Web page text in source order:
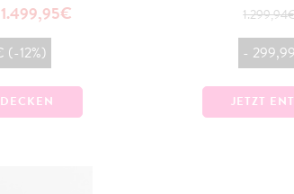
1.499,95€
12%) -
JETZT